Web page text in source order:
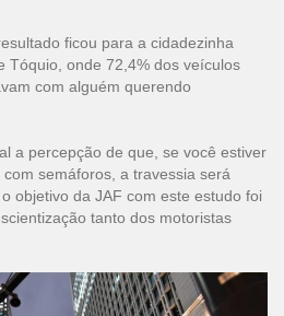
ficou para a cidadezinha
Tóquio, onde 72,4% dos veículos
com alguém querendo
a percepção de que, se você estiver
semáforos, a travessia será
objetivo da JAF com este estudo foi
tanto dos motoristas